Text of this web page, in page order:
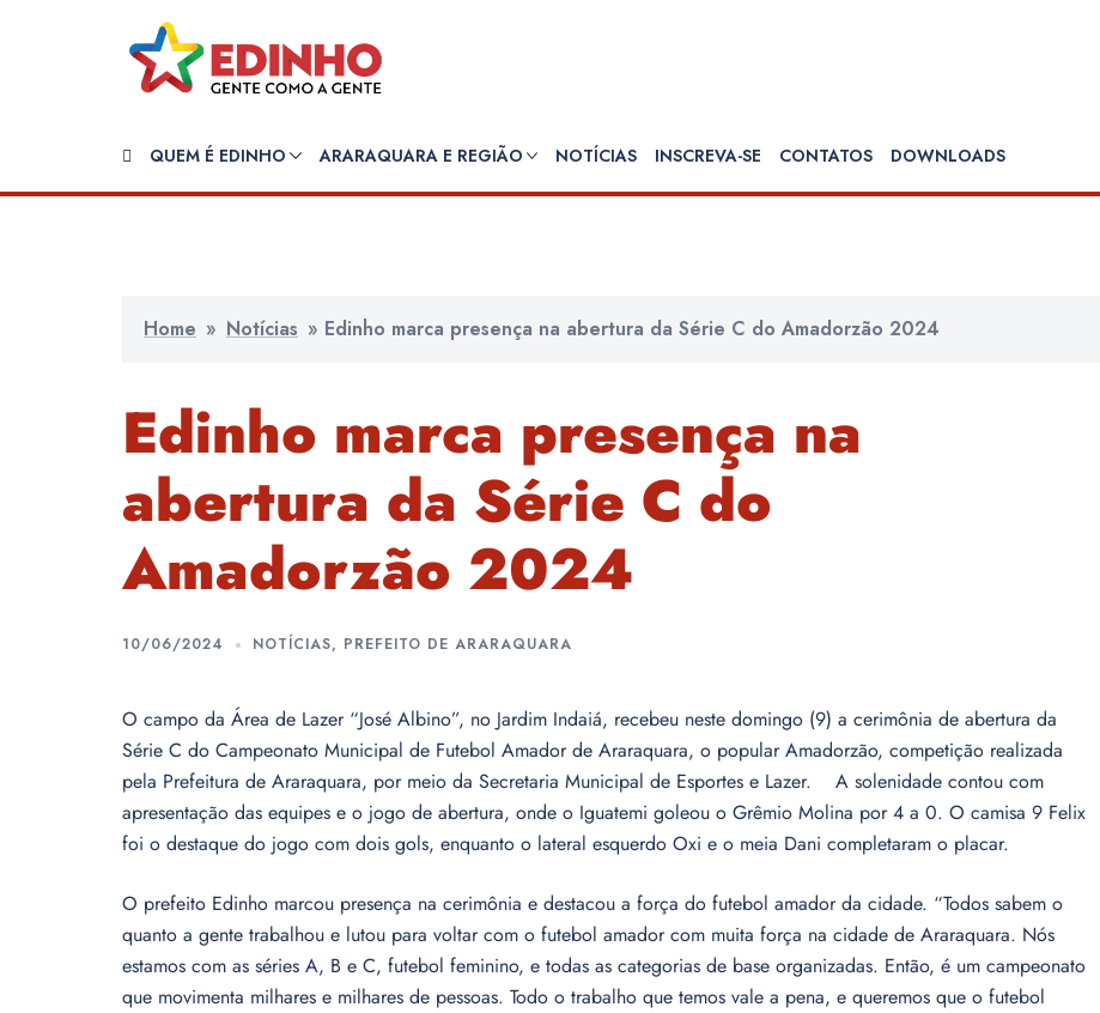
QUEM É EDINHO ARARAQUARA E REGIÃO NOTÍCIAS INSCREVA-SE CONTATOS DOWNLOADS
Home » Notícias » Edinho marca presença na abertura da Série C do Amadorzão 2024
Edinho marca presença na
abertura da Série C do
Amadorzão 2024
10/06/2024 NOTÍCIAS, PREFEITO DE ARARAQUARA
O campo da Área de Lazer “José Albino”, no Jardim Indaiá, recebeu neste domingo (9) a cerimônia de abertura da
Série C do Campeonato Municipal de Futebol Amador de Araraquara, o popular Amadorzão, competição realizada
pela Prefeitura de Araraquara, por meio da Secretaria Municipal de Esportes e Lazer. A solenidade contou com
apresentação das equipes e o jogo de abertura, onde o Iguatemi goleou o Grêmio Molina por 4 a 0. O camisa 9 Felix
foi o destaque do jogo com dois gols, enquanto o lateral esquerdo Oxi e o meia Dani completaram o placar.
O prefeito Edinho marcou presença na cerimônia e destacou a força do futebol amador da cidade. “Todos sabem o
quanto a gente trabalhou e lutou para voltar com o futebol amador com muita força na cidade de Araraquara. Nós
estamos com as séries A, B e C, futebol feminino, e todas as categorias de base organizadas. Então, é um campeonato
que movimenta milhares e milhares de pessoas. Todo o trabalho que temos vale a pena, e queremos que o futebol